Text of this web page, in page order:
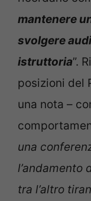
mantenere
svolgere
istruttoria”.
posizioni del
una nota –
una
l’andamento
tra l’altro